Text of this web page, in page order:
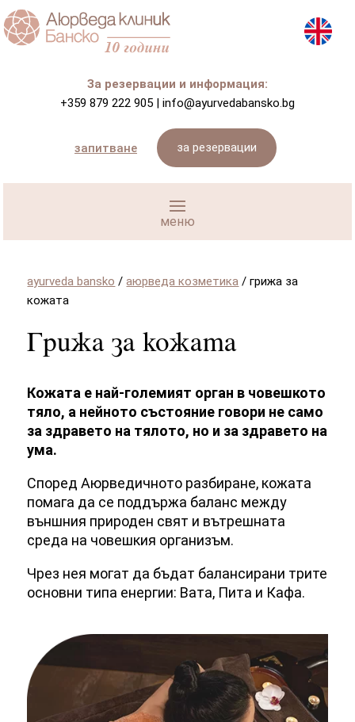
За резервации и информация:
+359 879 222 905 | info@ayurvedabansko.bg
запитване за резервации
ayurveda bansko /аюрведа козметика /грижа за
кожата
Грижа за кожата
Кожата е най-големият орган в човешкото
тяло, а нейното състояние говори не само
за здравето на тялото, но и за здравето на
ума.
Според Аюрведичното разбиране, кожата
помага да се поддържа баланс между
външния природен свят и вътрешната
среда на човешкия организъм.
Чрез нея могат да бъдат балансирани трите
основни типа енергии: Вата, Пита и Кафа.